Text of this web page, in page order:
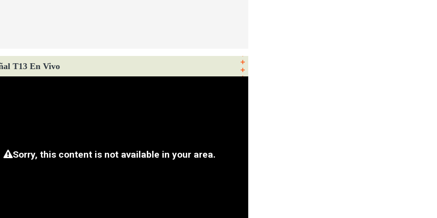
T13 En Vivo